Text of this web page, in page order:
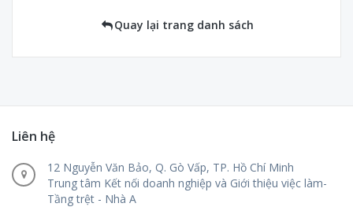
Quay lại trang danh sách
Liên hệ
12 Nguyễn Văn Bảo, Q. Gò Vấp, TP. Hồ Chí Minh
Trung tâm Kết nối doanh nghiệp và Giới thiệu việc làm-
Tầng trệt - Nhà A